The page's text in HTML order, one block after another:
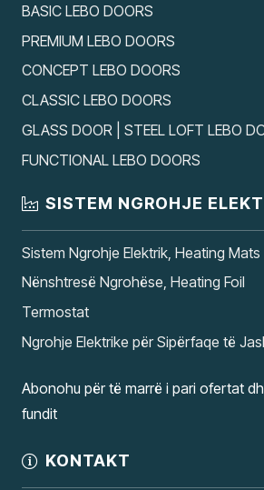
BASIC LEBO DOORS
PREMIUM LEBO DOORS
CONCEPT LEBO DOORS
CLASSIC LEBO DOORS
GLASS DOOR | STEEL LOFT LEBO
FUNCTIONAL LEBO DOORS
SISTEM NGROHJE
Sistem Ngrohje Elektrik, Heating Mats
Nënshtresë Ngrohëse, Heating Foil
Termostat
Ngrohje Elektrike për Sipërfaqe të
Abonohu për të marrë i pari ofertat
fundit
KONTAKT